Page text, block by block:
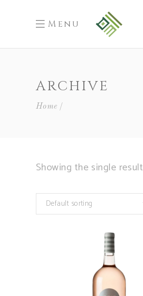
Menu
ARCHIVE
Home
Showing the single result
Default sorting